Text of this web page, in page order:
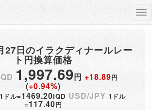
27日のイラクディナールレー
ト円換算価格
1,997.69円 +18.89円
(+0.94%)
1ドル=1469.20IQD USD/JPY 1ドル
=117.40円